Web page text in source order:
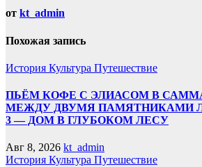
от kt_admin
Похожая запись
История Культура Путешествие
ПЬЁМ КОФЕ С ЭЛИАСОМ В
МЕЖДУ ДВУМЯ ПАМЯТНИКАМИ
3 — ДОМ В ГЛУБОКОМ ЛЕСУ
Авг 8, 2026 kt_admin
История Культура Путешествие